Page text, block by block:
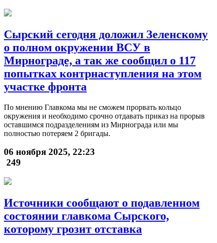
Сырский сегодня доложил Зеленскому
о полном окружении ВСУ в
Мирнограде, а так же сообщил о 117
попытках контрнаступления на этом
участке фронта
По мнению Главкома мы не сможем прорвать кольцо
окружения и необходимо срочно отдавать приказ на прорыв
оставшимся подразделениям из Мирнограда или мы
полностью потеряем 2 бригады.
06 ноября 2025, 22:23
249
Источники сообщают о подавленном
состоянии главкома Сырского,
которому грозит отставка